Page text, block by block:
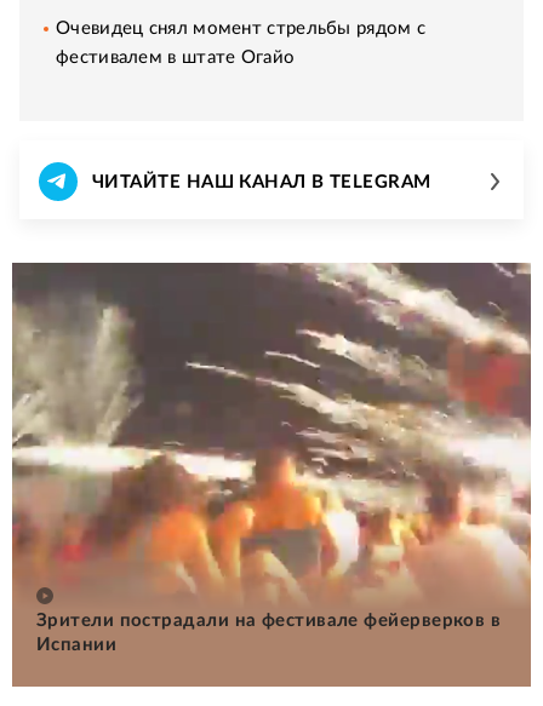
Очевидец снял момент стрельбы рядом с
фестивалем в штате Огайо
ЧИТАЙТЕ НАШ КАНАЛ В TELEGRAM
Зрители пострадали на фестивале фейерверков в
Испании